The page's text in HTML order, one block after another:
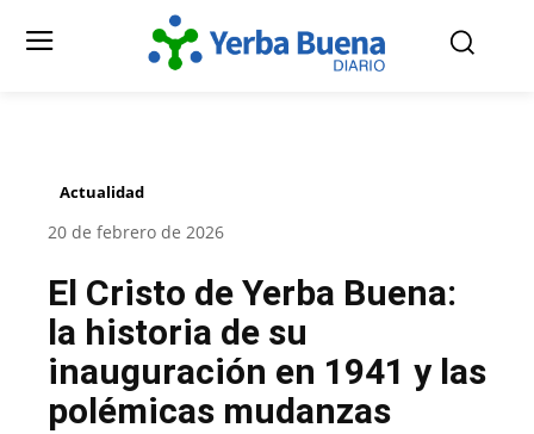
Actualidad
20 de febrero de 2026
El Cristo de Yerba Buena:
la historia de su
inauguración en 1941 y las
polémicas mudanzas